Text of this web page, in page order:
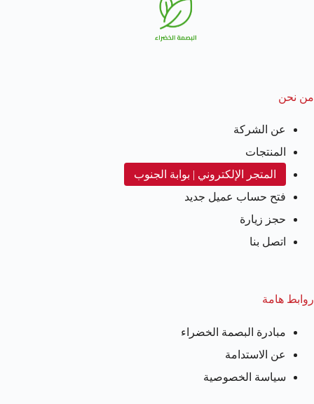
من نحن
عن الشركة
المنتجات
المتجر الإلكتروني | بوابة الجنوب
فتح حساب عميل جديد
حجز زيارة
اتصل بنا
روابط هامة
مبادرة البصمة الخضراء
عن الاستدامة
سياسة الخصوصية